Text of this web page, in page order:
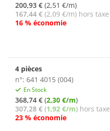
200,93 € (2,51 €/m)
167,44 € (2,09 €/m) hors taxe
16 % économie
4 pièces
n°: 641 4015 (004)
En Stock
368,74 € (2,30 €/m)
307,28 € (1,92 €/m) hors taxe
23 % économie